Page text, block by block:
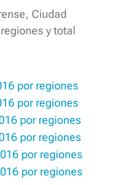
Ciudad
y total
por regiones
por regiones
por regiones
por regiones
por regiones
por regiones